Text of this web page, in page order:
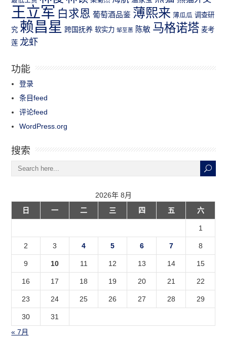
王立军 白求恩 葡萄酒品鉴 薄熙来 薄瓜瓜 调查研
究 赖昌星 跨国抚养 软实力 邹至蕙 陈敏 马格诺塔 麦考
莲 龙虾
功能
登录
条目feed
评论feed
WordPress.org
搜索
2026年 8月
日
一 二 三 四 五 六
1
2 3 4 5 6 7 8
9 10 11 12 13 14 15
16 17 18 19 20 21 22
23 24 25 26 27 28 29
30
31
« 7月